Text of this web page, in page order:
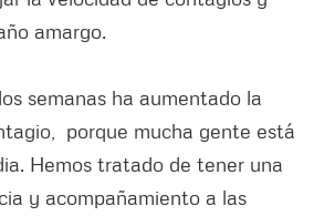
amargo.
semanas ha aumentado la
porque mucha gente está
Hemos tratado de tener una
y acompañamiento a las